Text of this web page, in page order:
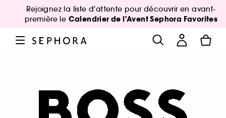
Rejoignez la liste d'attente pour découvrir en avant-
première le Calendrier de l'Avent Sephora Favorites